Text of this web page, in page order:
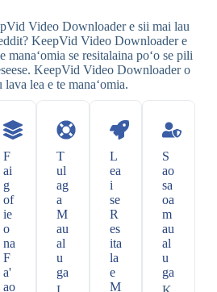
Video Downloader e sii mai lau
KeepVid Video Downloader e
manaʻomia se resitalaina poʻo se pili
KeepVid Video Downloader o
lava lea e te manaʻomia.
F
ai
g
of
ie
o
na
F
a'
ao
T
ul
ag
a
M
au
al
u
ga
L
ea
i
se
R
es
ita
la
e
M
S
ao
sa
oa
m
au
al
u
ga